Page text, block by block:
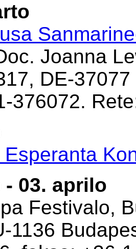
Joanna
DE-
376072.
- 03. aprilo
Festivalo,
1136